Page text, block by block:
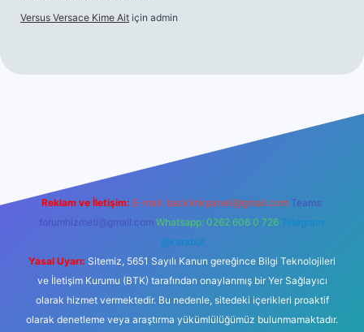
Versus Versace Kime Ait için admin
Reklam ve İletişim: E-mail: backlinkpaneli@gmail.com Teams:
forumhizmeti@gmail.com Whatsapp: 0262 606 0 726 Telegram:
@karabul
Yasal Uyarı: Sitemiz, 5651 Sayılı Kanun gereğince Bilgi Teknolojileri
ve İletişim Kurumu (BTK) tarafından onaylanmış bir Yer Sağlayıcı
olarak hizmet vermektedir. Bu nedenle, sitedeki içerikleri proaktif
olarak denetleme veya araştırma yükümlülüğümüz bulunmamaktadır.